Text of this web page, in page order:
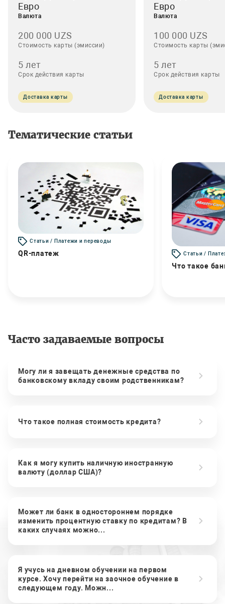
Евро
Валюта
200 000 UZS
Стоимость карты (эмиссии)
5 лет
Срок действия карты
Доставка карты
Евро
Валюта
100 000 UZS
Стоимость карты
5 лет
Срок действия карты
Доставка карты
Тематические статьи
Статьи / Платежи и переводы
QR-платеж Статьи /
Что такое
Часто задаваемые вопросы
Могу ли я завещать денежные средства по
банковскому вкладу своим родственникам?
Что такое полная стоимость кредита?
Как я могу купить наличную иностранную
валюту (доллар США)?
Может ли банк в одностороннем порядке
изменить процентную ставку по кредитам? В
каких случаях можно...
Я учусь на дневном обучении на первом
курсе. Хочу перейти на заочное обучение в
следующем году. Можн...